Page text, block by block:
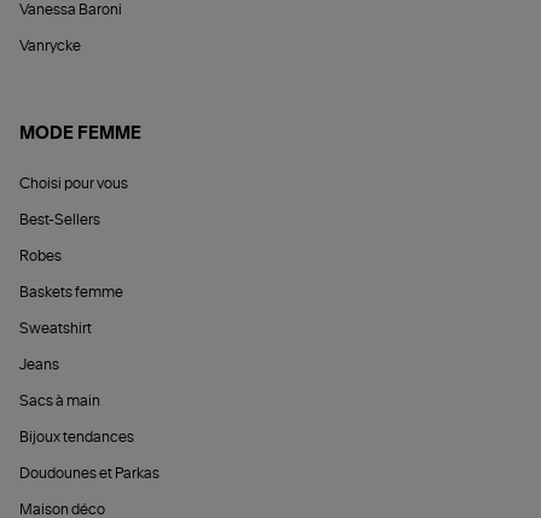
Vanessa Baroni
Vanrycke
MODE FEMME
Choisi pour vous
Best-Sellers
Robes
Baskets femme
Sweatshirt
Jeans
Sacs à main
Bijoux tendances
Doudounes et Parkas
Maison déco